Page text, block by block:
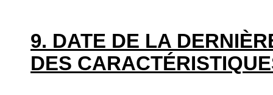
9. DATE DE LA
DES